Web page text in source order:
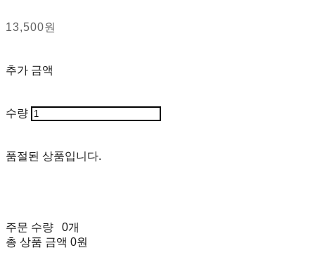
13,500원
추가 금액
수량
품절된 상품입니다.
주문 수량
0개
총 상품 금액 0원